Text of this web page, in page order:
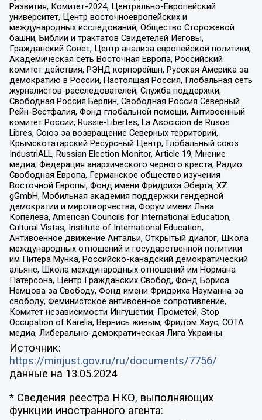
Развития, Комитет-2024, Центрально-Европейский
университет, Центр восточноевропейских и
международных исследований, Общество Сторожевой
башни, Библии и трактатов Свидетелей Иеговы,
Гражданский Совет, Центр анализа европейской политики,
Академическая сеть Восточная Европа, Российский
комитет действия, РЭНД корпорейшн, Русская Америка за
демократию в России, Настоящая Россия, Глобальная сеть
журналистов-расследователей, Служба поддержки,
Свободная Россия Берлин, Свободная Россия Северный
Рейн-Вестфалия, Фонд глобальной помощи, Антивоенный
комитет России, Russie-Libertes, La Asocicion de Rusos
Libres, Союз за возвращение Северных территорий,
Крымскотатарский Ресурсный Центр, Глобальный союз
IndustriALL, Russian Election Monitor, Article 19, Мнение
медиа, Федерация анархического черного креста, Радио
Свободная Европа, Германское общество изучения
Восточной Европы, Фонд имени Фридриха Эберта, XZ
gGmbH, Мобильная академия поддержки гендерной
демократии и миротворчества, Форум имени Льва
Копелева, American Councils for International Education,
Cultural Vistas, Institute of International Education,
Антивоенное движение Антальи, Открытый диалог, Школа
международных отношений и государственной политики
им Питера Мунка, Российско-канадский демократический
альянс, Школа международных отношений им Нормана
Патерсона, Центр Гражданских Свобод, Фонд Бориса
Немцова за Свободу, Фонд имени Фридриха Науманна за
свободу, Феминистское антивоенное сопротивление,
Комитет независимости Ингушетии, Прометей, Stop
Occupation of Karelia, Вернись живым, Фридом Хаус, СОТА
медиа, Либерально-демократическая Лига Украины
Источник:
https://minjust.gov.ru/ru/documents/7756/
данные на 13.05.2024
* Сведения реестра НКО, выполняющих
функции иностранного агента: